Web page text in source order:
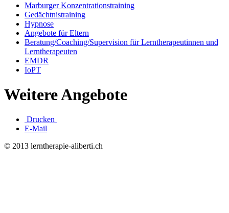
Marburger Konzentrationstraining
Gedächtnistraining
Hypnose
Angebote für Eltern
Beratung/Coaching/Supervision für Lerntherapeutinnen und
Lerntherapeuten
EMDR
IoPT
Weitere Angebote
Drucken
E-Mail
© 2013 lerntherapie-aliberti.ch